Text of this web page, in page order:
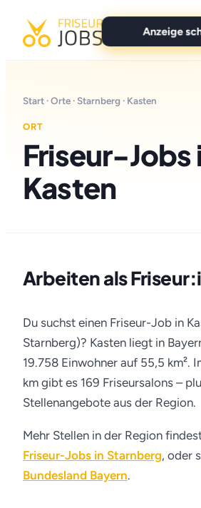
Anzeige
Für Bewerber
Marken
Start ·Orte · Starnberg · Kasten
ORT
Friseur-Jobs
Kasten
Arbeiten als
Du suchst einen Friseur-Job in
Starnberg)? Kasten liegt in
19.758 Einwohner auf 55,5 km².
km gibt es 169 Friseursalons –
Stellenangebote aus der Region.
Mehr Stellen in der Region
Friseur-Jobs in Starnberg, oder
Bundesland Bayern.